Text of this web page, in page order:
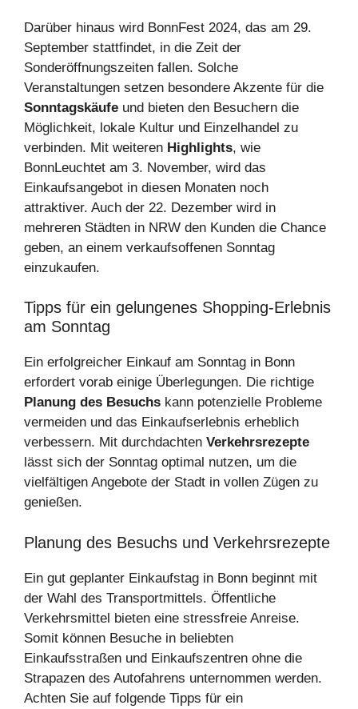
Darüber hinaus wird BonnFest 2024, das am 29.
September stattfindet, in die Zeit der
Sonderöffnungszeiten fallen. Solche
Veranstaltungen setzen besondere Akzente für die
Sonntagskäufe und bieten den Besuchern die
Möglichkeit, lokale Kultur und Einzelhandel zu
verbinden. Mit weiteren Highlights, wie
BonnLeuchtet am 3. November, wird das
Einkaufsangebot in diesen Monaten noch
attraktiver. Auch der 22. Dezember wird in
mehreren Städten in NRW den Kunden die Chance
geben, an einem verkaufsoffenen Sonntag
einzukaufen.
Tipps für ein gelungenes Shopping-Erlebnis
am Sonntag
Ein erfolgreicher Einkauf am Sonntag in Bonn
erfordert vorab einige Überlegungen. Die richtige
Planung des Besuchs kann potenzielle Probleme
vermeiden und das Einkaufserlebnis erheblich
verbessern. Mit durchdachten Verkehrsrezepte
lässt sich der Sonntag optimal nutzen, um die
vielfältigen Angebote der Stadt in vollen Zügen zu
genießen.
Planung des Besuchs und Verkehrsrezepte
Ein gut geplanter Einkaufstag in Bonn beginnt mit
der Wahl des Transportmittels. Öffentliche
Verkehrsmittel bieten eine stressfreie Anreise.
Somit können Besuche in beliebten
Einkaufsstraßen und Einkaufszentren ohne die
Strapazen des Autofahrens unternommen werden.
Achten Sie auf folgende Tipps für ein